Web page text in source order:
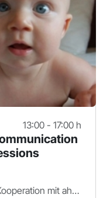
13:00 - 17:00 h
Proact Deutschland GmbH | in Kooperation mit ahd GmbH & Co. KG